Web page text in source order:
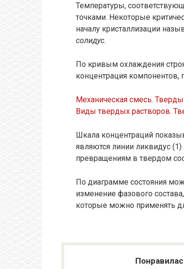
Температуры,
точками. Некоторые
началу кристаллизации
солидус.
По кривым охлаждения
концентрация компонентов,
Механическая смесь.
Виды твердых растворов.
Шкала концентраций
являются линии ликвидус
превращениям в твердом
По диаграмме состояния
изменение фазового
которые можно применять